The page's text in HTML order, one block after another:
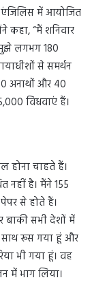
में आयोजित
कहा, “मैं शनिवार
लगभग 180
से समर्थन
अनाथों और 40
विधवाएं हैं।
होना चाहते हैं।
नहीं है। मैंने 155
से होते हैं।
बाकी सभी देशों में
साथ रूस गया हूं और
भी गया हूं। वह
में भाग लिया।